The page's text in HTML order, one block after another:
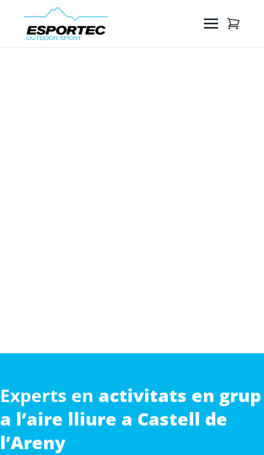
Experts en activitats en grup
a l’aire lliure a Castell de
l’Areny